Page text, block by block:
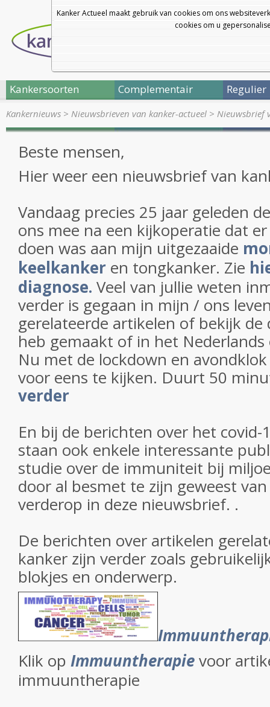
Kanker Actueel maakt gebruik van cookies om ons
cookies om u
Kankersoorten Complementair Regulier
Kankernieuws > Nieuwsbrieven van kanker-actueel > Nieuwsbrief
Beste mensen,
Hier weer een nieuwsbrief van
Vandaag precies 25 jaar geleden
ons mee na een kijkoperatie dat
doen was aan mijn uitgezaaide
keelkanker en tongkanker. Zie
diagnose. Veel van jullie weten
verder is gegaan in mijn / ons
gerelateerde artikelen of bekijk
heb gemaakt of in het
Nu met de lockdown en
voor eens te kijken. Duurt 50
verder
En bij de berichten over het covid-
staan ook enkele interessante
studie over de immuniteit bij
door al besmet te zijn geweest
verderop in deze nieuwsbrief. .
De berichten over artikelen
kanker zijn verder zoals
blokjes en onderwerp.
Klik op Immuuntherapievoor
immuuntherapie